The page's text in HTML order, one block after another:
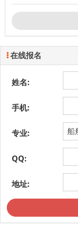
在线报名
姓名:
手机:
专业:
QQ:
地址: